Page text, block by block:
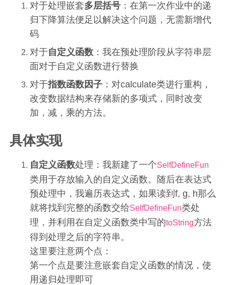
对于处理嵌套多层括号 ：在第一次作业中的递
归下降算法便足以解决这个问题，无需新增代
码
对于自定义函数 ：我在预处理阶段从字符串层
面对于自定义函数进行替换
对于指数函数因子 ：对calculate类进行重构，
改变数据结构来存储新的多项式，同时改变
加，减，乘的方法。
具体实现
自定义函数处理：我新建了一个SelfDefineFun
类用于存放输入的自定义函数。随后在表达式
预处理中，我遍历表达式，如果读到f, g, h那么
就将找到完整的函数交给SelfDefineFun类处
理，并利用在自定义函数类中写的toString方法
得到处理之后的字符串。
这里要注意两个点：
第一个点是要注意嵌套自定义函数的情况，使
用递归处理即可